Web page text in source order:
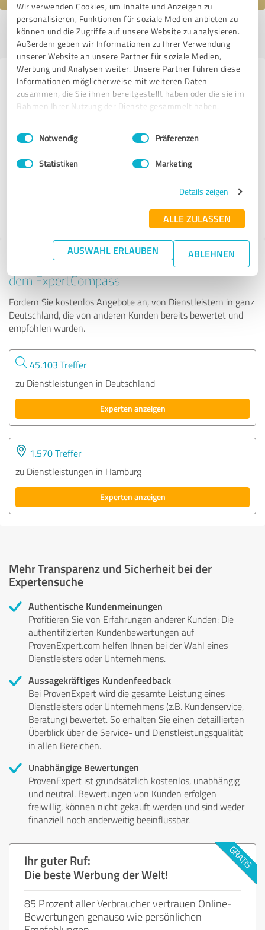
Wir verwenden Cookies, um Inhalte und Anzeigen zu
personalisieren, Funktionen für soziale Medien anbieten zu
können und die Zugriffe auf unsere Website zu analysieren.
Außerdem geben wir Informationen zu Ihrer Verwendung
unserer Website an unsere Partner für soziale Medien,
Werbung und Analysen weiter. Unsere Partner führen diese
Informationen möglicherweise mit weiteren Daten
zusammen, die Sie ihnen bereitgestellt haben oder die sie im
Rahmen Ihrer Nutzung der Dienste gesammelt haben.
Impressum Datenschutzbestimmungen
Einwilligungsauswahl
Notwendig Präferenzen
Statistiken Marketing
Details zeigen
ALLE ZULASSEN
AUSWAHL ERLAUBEN ABLEHNEN
Profil aktiv seit 25.01.2018 |Letzte Aktualisierung: 05.08.2026|Profil
melden
Erfahrungen zu weiteren
Anbietern aus dem Bereich
ASD Schlüsseldienst & Schlüsselnotdienst Hamburg
Tipp: Die passenden Experten finden - mit
dem ExpertCompass
Fordern Sie kostenlos Angebote an, von Dienstleistern in ganz
Deutschland, die von anderen Kunden bereits bewertet und
empfohlen wurden.
45.103 Treffer
zu Dienstleistungen in Deutschland
Experten anzeigen
1.570 Treffer
zu Dienstleistungen in Hamburg
Experten anzeigen
Mehr Transparenz und Sicherheit bei der
Expertensuche
Authentische Kundenmeinungen
Profitieren Sie von Erfahrungen anderer Kunden: Die
authentifizierten Kundenbewertungen auf
ProvenExpert.com helfen Ihnen bei der Wahl eines
Dienstleisters oder Unternehmens.
Aussagekräftiges Kundenfeedback
Bei ProvenExpert wird die gesamte Leistung eines
Dienstleisters oder Unternehmens (z.B. Kundenservice,
Beratung) bewertet. So erhalten Sie einen detaillierten
Überblick über die Service- und Dienstleistungsqualität
in allen Bereichen.
Unabhängige Bewertungen
ProvenExpert ist grundsätzlich kostenlos, unabhängig
und neutral. Bewertungen von Kunden erfolgen
freiwillig, können nicht gekauft werden und sind weder
finanziell noch anderweitig beeinflussbar.
Ihr guter Ruf:
Die beste Werbung der Welt!
85 Prozent aller Verbraucher vertrauen Online-
Bewertungen genauso wie persönlichen